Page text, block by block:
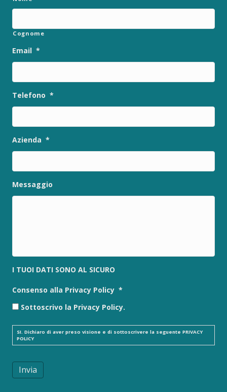
Cognome
Email *
Telefono *
Azienda *
Messaggio
I TUOI DATI SONO AL SICURO
Consenso alla Privacy Policy *
Sottoscrivo la Privacy Policy.
SI. Dichiaro di aver preso visione e di sottoscrivere la seguente PRIVACY
POLICY
Invia